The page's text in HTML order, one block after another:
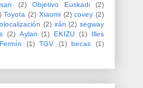
(2) Objetivo Euskadi
(2)
Toyota (2) Xiaomi (2) covey (2)
(2) irán (2) segway
(2) Aylan (1) EKIZU (1)
Illes
(1) TGV (1) becas
(1)